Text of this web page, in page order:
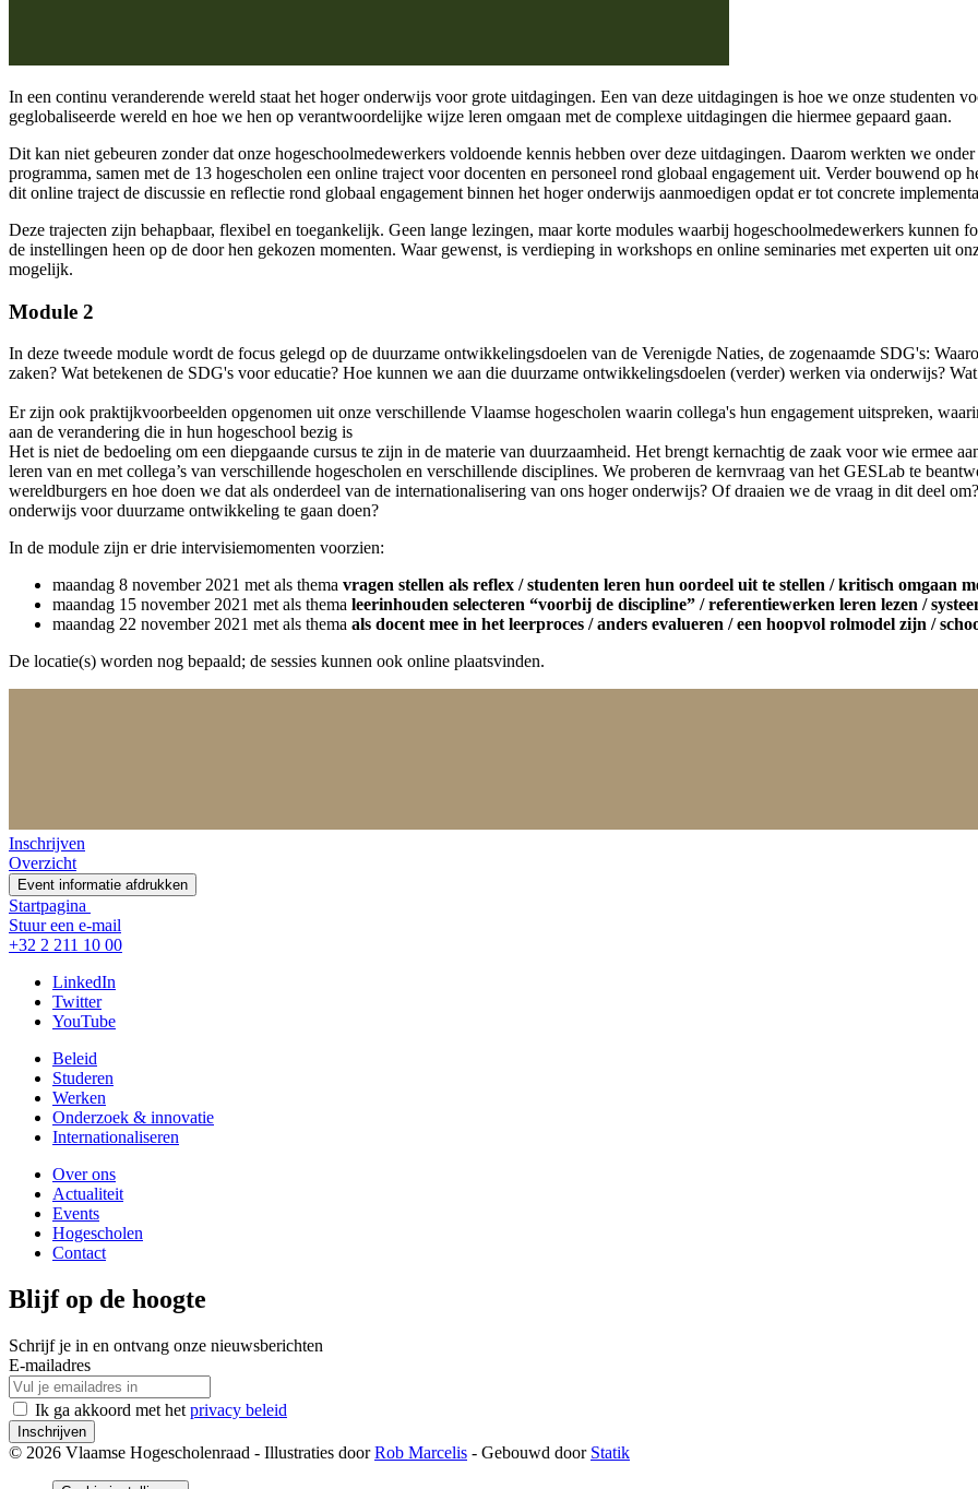
In een continu veranderende wereld staat het hoger onderwijs voor grote uitda­gingen. Een van deze uitdagingen is hoe we onze studenten
geglobaliseerde wereld en hoe we hen op verantwoordelijke wijze leren omgaan met de complexe uitdagingen die hiermee gepaard gaan.
Dit kan niet gebeuren zonder dat onze hogeschoolmedewerkers voldoende kennis hebben over deze uitdagingen. Daarom werkten we
programma, samen met de 13 hogescholen een online traject voor docenten en personeel rond globaal engagement uit. Verder bouwend op
dit online traject de discussie en reflectie rond globaal engagement binnen het hoger onderwijs aanmoedigen opdat er tot concrete
Deze trajecten zijn behapbaar, flexibel en toegankelijk. Geen lange lezingen, maar korte modules waarbij hogeschoolmedewerkers kunnen
de instellingen heen op de door hen gekozen momenten. Waar gewenst, is verdieping in workshops en online seminaries met experten uit
mogelijk.
Module 2
In deze tweede module wordt de focus gelegd op de duurzame ontwikkelingsdoelen van de Verenigde Naties, de zogenaamde SDG's:
zaken? Wat betekenen de SDG's voor educatie? Hoe kunnen we aan die duurzame ontwikkelingsdoelen (verder) werken via onderwijs?
Er zijn ook praktijkvoorbeelden opgenomen uit onze verschillende Vlaamse hogescholen waarin collega's hun engagement uitspreken,
aan de verandering die in hun hogeschool bezig is
Het is niet de bedoeling om een diepgaande cursus te zijn in de materie van duurzaamheid. Het brengt kernachtig de zaak voor wie ermee
leren van en met collega’s van verschillende hogescholen en verschillende disciplines. We proberen de kernvraag van het GESLab te
wereldburgers en hoe doen we dat als onderdeel van de internationalisering van ons hoger onderwijs? Of draaien we de vraag in dit deel
onderwijs voor duurzame ontwikkeling te gaan doen?
In de module zijn er drie intervisiemomenten voorzien:
maandag 8 november 2021 met als thema vragen stellen als reflex / studenten leren hun oordeel uit te stellen / kritisch omgaan
maandag 15 november 2021 met als thema leerinhouden selecteren “voorbij de discipline” / referentiewerken leren lezen /
maandag 22 november 2021 met als thema als docent mee in het leerproces / anders evalueren / een hoopvol rolmodel zijn /
De locatie(s) worden nog bepaald; de sessies kunnen ook online plaatsvinden.
Inschrijven
Overzicht
Event informatie afdrukken
Startpagina
Stuur een e-mail
+32 2 211 10 00
LinkedIn
Twitter
YouTube
Beleid
Studeren
Werken
Onderzoek & innovatie
Internationaliseren
Over ons
Actualiteit
Events
Hogescholen
Contact
Blijf op de hoogte
Schrijf je in en ontvang onze nieuwsberichten
E-mailadres
Ik ga akkoord met het privacy beleid
Inschrijven
© 2026 Vlaamse Hogescholenraad - Illustraties doorRob Marcelis - Gebouwd door Statik